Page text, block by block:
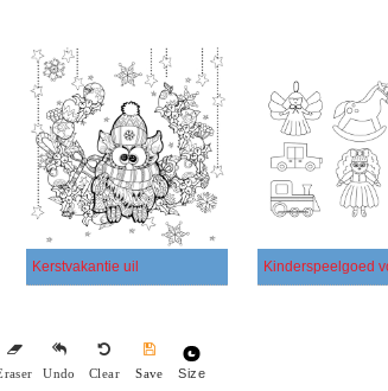
Kerstvakantie uil
Undo Clear Save Size